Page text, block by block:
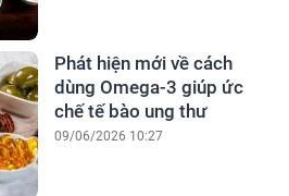
Phát hiện mới về cách
dùng Omega-3 giúp ức
chế tế bào ung thư
09/06/2026 10:27